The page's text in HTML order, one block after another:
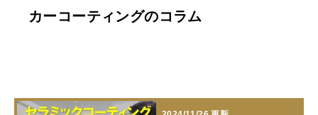
カーコーティングのコラム